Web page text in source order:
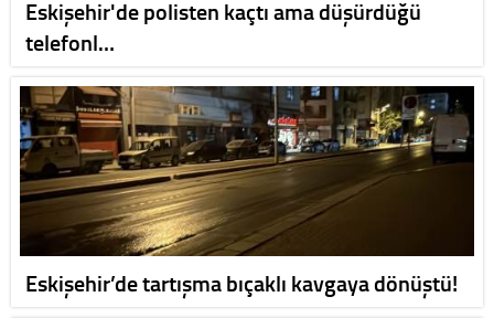
Eskişehir'de polisten kaçtı ama düşürdüğü
telefonl…
Eskişehir’de tartışma bıçaklı kavgaya dönüştü!